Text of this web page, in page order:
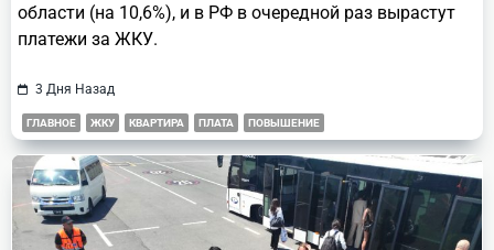
области (на 10,6%), и в РФ в очередной раз вырастут
платежи за ЖКУ.
3 Дня Назад
ГЛАВНОЕ ЖКУ КВАРТИРА ПЛАТА ПОВЫШЕНИЕ